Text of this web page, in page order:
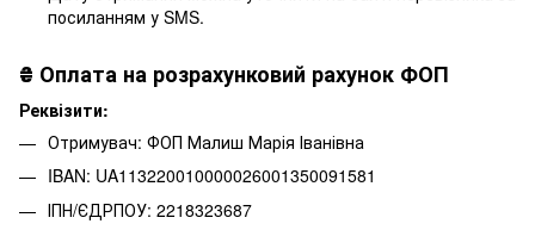
посиланням у SMS.
₴ Оплата на розрахунковий рахунок ФОП
Реквізити:
Отримувач: ФОП Малиш Марія Іванівна
IBAN: UA113220010000026001350091581
ІПН/ЄДРПОУ: 2218323687